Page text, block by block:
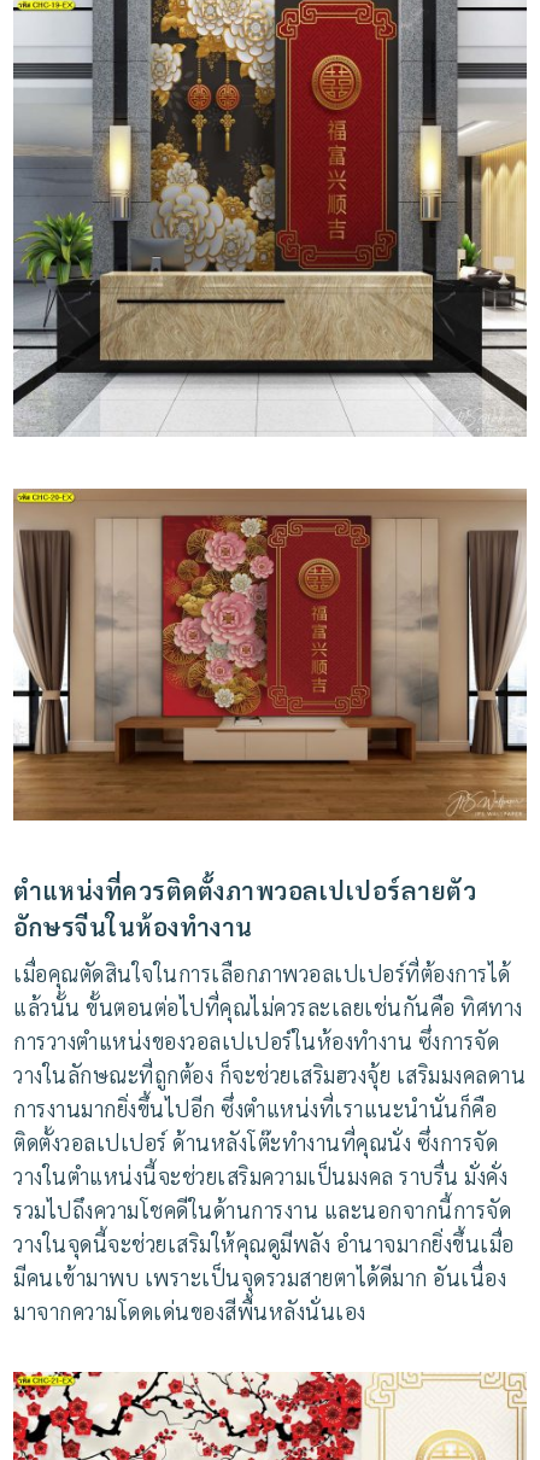
ตำแหน่งที่ควรติดตั้งภาพวอลเปเปอร์ลายตัว
อักษรจีนในห้องทำงาน
เมื่อคุณตัดสินใจในการเลือกภาพวอลเปเปอร์ที่ต้องการได้
แล้วนั้น ขั้นตอนต่อไปที่คุณไม่ควรละเลยเช่นกันคือ ทิศทาง
การวางตำแหน่งของวอลเปเปอร์ในห้องทำงาน ซึ่งการจัด
วางในลักษณะที่ถูกต้อง ก็จะช่วยเสริมฮวงจุ้ย เสริมมงคลดาน
การงานมากยิ่งขึ้นไปอีก ซึ่งตำแหน่งที่เราแนะนำนั่นก็คือ
ติดตั้งวอลเปเปอร์ ด้านหลังโต๊ะทำงานที่คุณนั่ง ซึ่งการจัด
วางในตำแหน่งนี้จะช่วยเสริมความเป็นมงคล ราบรื่น มั่งคั่ง
รวมไปถึงความโชคดีในด้านการงาน และนอกจากนี้การจัด
วางในจุดนี้จะช่วยเสริมให้คุณดูมีพลัง อำนาจมากยิ่งขึ้นเมื่อ
มีคนเข้ามาพบ เพราะเป็นจุดรวมสายตาได้ดีมาก อันเนื่อง
มาจากความโดดเด่นของสีพื้นหลังนั่นเอง